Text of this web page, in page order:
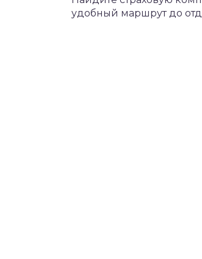
удобный маршрут до